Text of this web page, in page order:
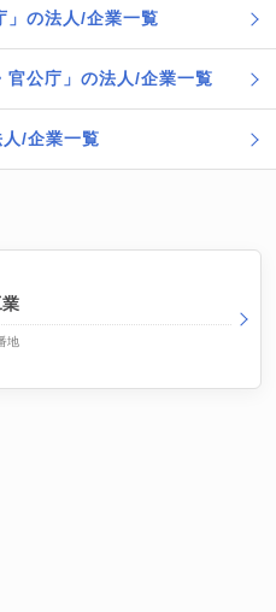
」の法人/企業一覧
官公庁」の法人/企業一覧
人/企業一覧
地